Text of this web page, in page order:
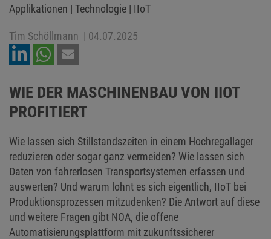
Applikationen | Technologie | IIoT
Tim Schöllmann | 04.07.2025
WIE DER MASCHINENBAU VON IIOT
PROFITIERT
Wie lassen sich Stillstandszeiten in einem Hochregallager
reduzieren oder sogar ganz vermeiden? Wie lassen sich
Daten von fahrerlosen Transportsystemen erfassen und
auswerten? Und warum lohnt es sich eigentlich, IIoT bei
Produktionsprozessen mitzudenken? Die Antwort auf diese
und weitere Fragen gibt NOA, die offene
Automatisierungsplattform mit zukunftssicherer